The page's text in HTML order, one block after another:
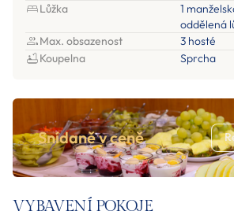
Lůžka
1
oddělená
Max. obsazenost
3 hosté
Koupelna
Sprcha
Snídaně v ceně
VYBAVENÍ POKOJE